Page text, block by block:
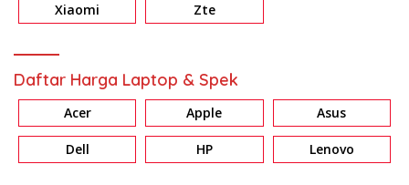
Xiaomi Zte
Daftar Harga Laptop & Spek
Acer Apple Asus
Dell HP Lenovo